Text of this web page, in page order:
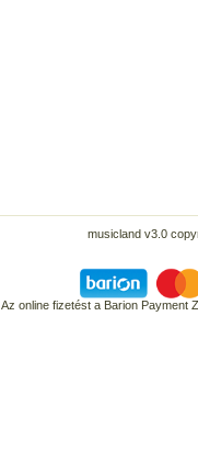
musicland v3.0
Az online fizetést a Barion Payment